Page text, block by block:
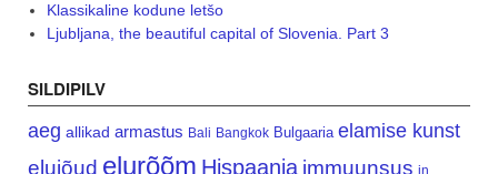
Klassikaline kodune letšo
Ljubljana, the beautiful capital of Slovenia. Part 3
SILDIPILV
aeg allikad armastus Bali Bangkok Bulgaaria elamise kunst
elujõud elurõõm Hispaania immuunsus